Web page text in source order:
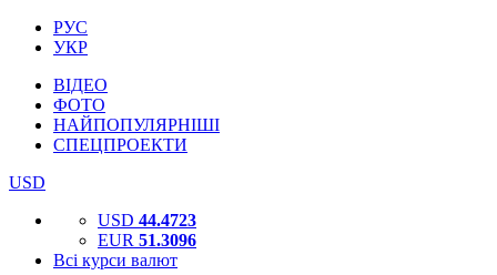
РУС
УКР
ВІДЕО
ФОТО
НАЙПОПУЛЯРНІШІ
СПЕЦПРОЕКТИ
USD
USD 44.4723
EUR 51.3096
Всі курси валют